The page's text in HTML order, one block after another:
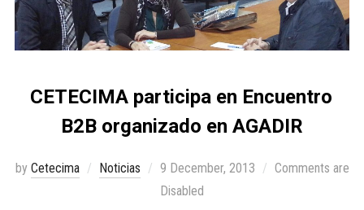
CETECIMA participa en Encuentro
B2B organizado en AGADIR
by Cetecima Noticias 9 December, 2013
Comments are
Disabled